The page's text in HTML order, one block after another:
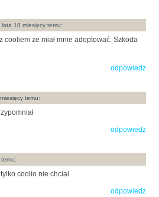
lata 10 miesięcy temu:
cooliem że miał mnie adoptować. Szkoda
odpowiedz
temu:
odpowiedz
coolio nie chcial
odpowiedz